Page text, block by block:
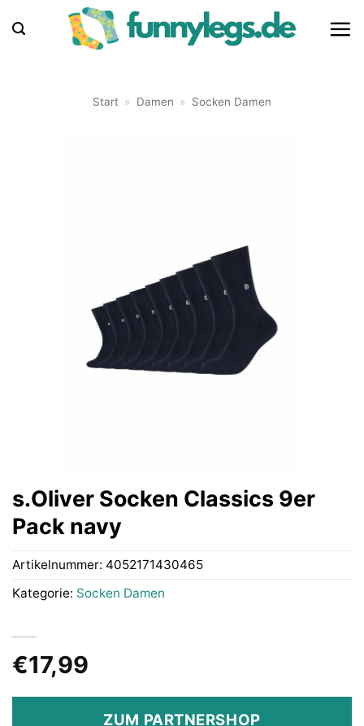
Inhalt
Start » Damen » Socken Damen
s.Oliver Socken Classics 9er
Pack navy
€17,99
ZUM PARTNERSHOP
Artikelnummer: 4052171430465
Kategorie: Socken Damen